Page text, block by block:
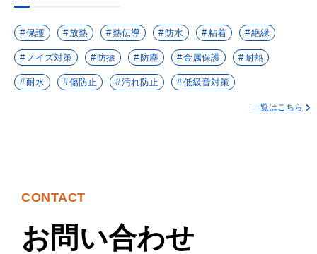
保護 放熱 熱伝導 防水 粘着 絶縁
ノイズ対策 防振 防塵 金属保護 耐熱
耐水 傷防止 汚れ防止 低級音対策
一覧はこちら
CONTACT
お問い合わせ